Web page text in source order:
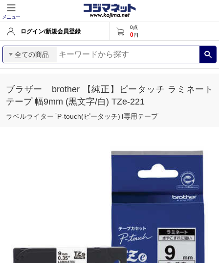
メニュー
ログイン/新規会員登録
0点
0円
全ての商品
ブラザー brother 【純正】ピータッチ ラミネート
テープ 幅9mm (黒文字/白) TZe-221
ラベルライター｢P-touch(ピータッチ)｣専用テープ